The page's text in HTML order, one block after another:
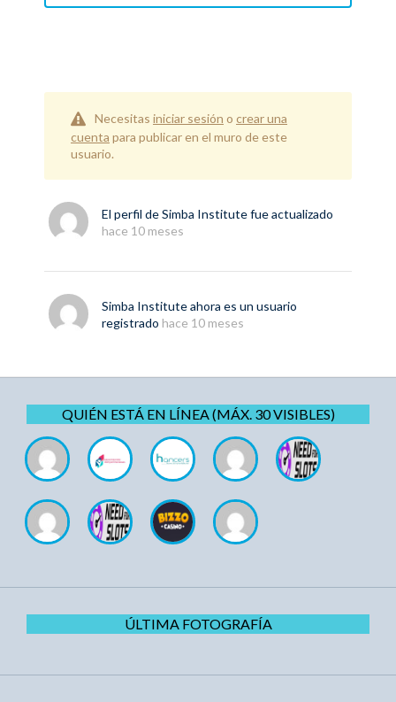
Necesitas iniciar sesión o crear una
cuenta para publicar en el muro de este
usuario.
El perfil deSimba Institutefue actualizado
hace 10 meses
Simba Instituteahora es un usuario
registrado hace 10 meses
QUIÉN ESTÁ EN LÍNEA (MÁX. 30 VISIBLES)
ÚLTIMA FOTOGRAFÍA